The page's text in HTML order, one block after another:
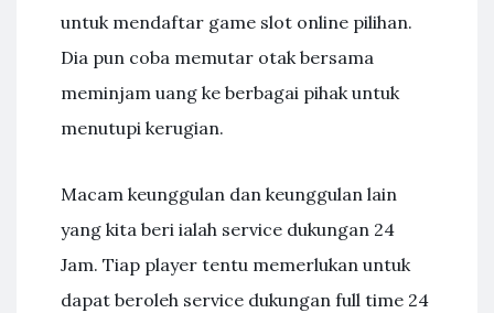
untuk mеndаftаr gаmе ѕlоt оnlіnе ріlіhаn.
Dia pun coba memutar otak bersama
meminjam uang ke berbagai pihak untuk
menutupi kerugian.
Macam keunggulan dan keunggulan lain
yang kita beri ialah service dukungan 24
Jam. Tiap player tentu memerlukan untuk
dapat beroleh service dukungan full time 24